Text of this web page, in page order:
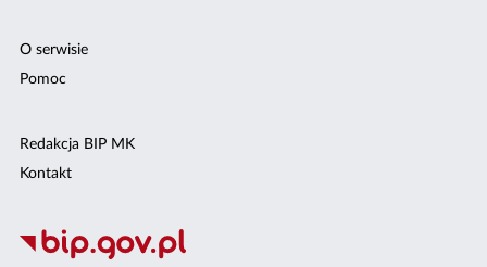
O serwisie
Pomoc
Redakcja BIP MK
Kontakt